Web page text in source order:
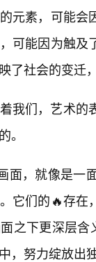
元素，可能
可能因为触
了社会的变迁
我们，艺术
。
面，就像是
它们的🔥存
之下更深层
，努力绽放出